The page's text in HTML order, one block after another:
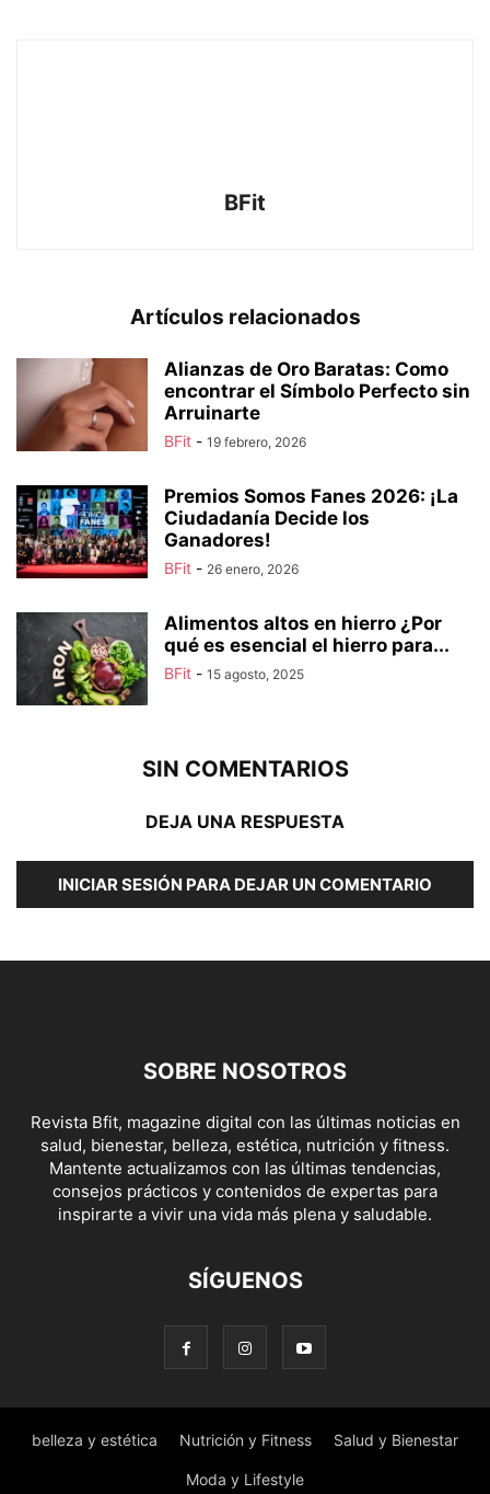
BFit
Artículos relacionados
Alianzas de Oro Baratas: Como
encontrar el Símbolo Perfecto sin
Arruinarte
BFit - 19 febrero, 2026
Premios Somos Fanes 2026: ¡La
Ciudadanía Decide los
Ganadores!
BFit - 26 enero, 2026
Alimentos altos en hierro ¿Por
qué es esencial el hierro para...
BFit - 15 agosto, 2025
SIN COMENTARIOS
DEJA UNA RESPUESTA
INICIAR SESIÓN PARA DEJAR UN COMENTARIO
SOBRE NOSOTROS
Revista Bfit, magazine digital con las últimas noticias en
salud, bienestar, belleza, estética, nutrición y fitness.
Mantente actualizamos con las últimas tendencias,
consejos prácticos y contenidos de expertas para
inspirarte a vivir una vida más plena y saludable.
SÍGUENOS
belleza y estética Nutrición y Fitness Salud y Bienestar
Moda y Lifestyle